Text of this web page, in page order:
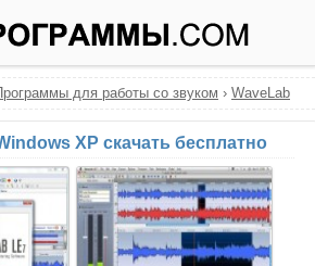
для работы со звуком › WaveLab
XP скачать бесплатно